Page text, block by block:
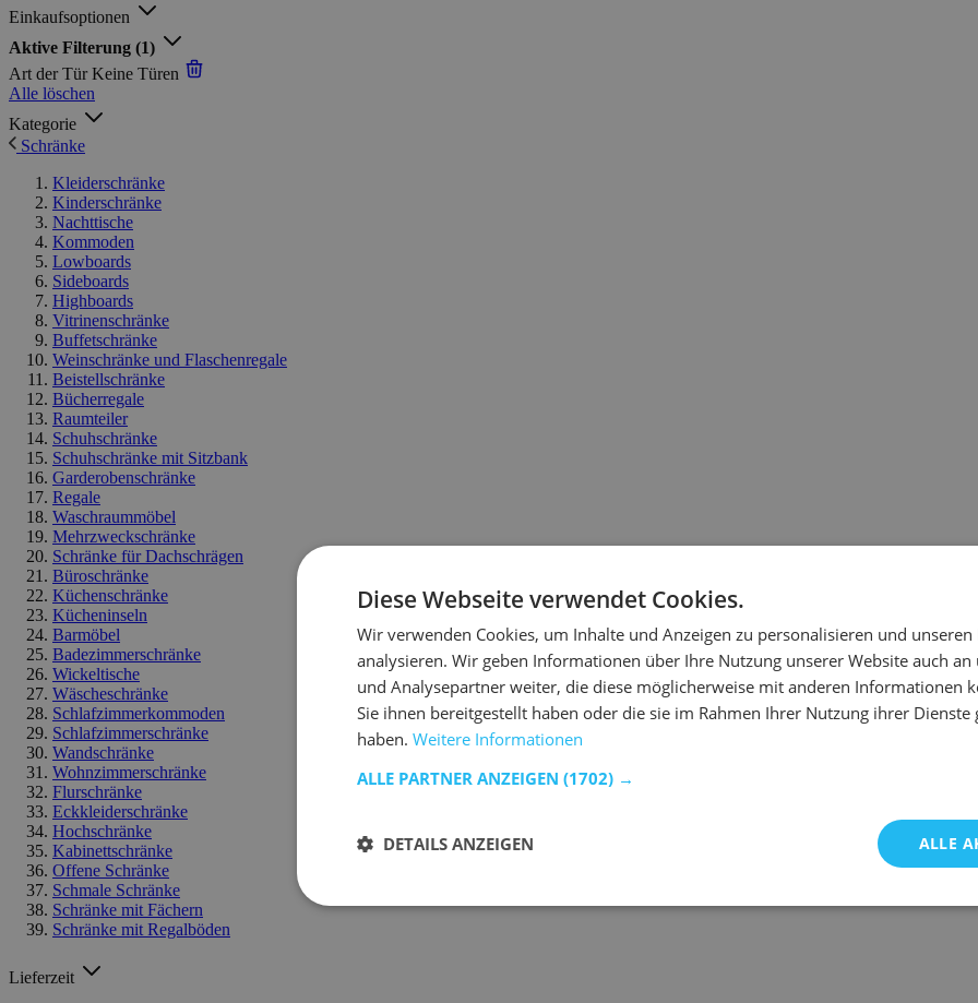
Einkaufsoptionen
Aktive Filterung (1)
Art der Tür Keine Türen
Alle löschen
Kategorie
Schränke
Kleiderschränke
Kinderschränke
Nachttische
Kommoden
Lowboards
Sideboards
Highboards
Vitrinenschränke
Buffetschränke
Weinschränke und Flaschenregale
Beistellschränke
Bücherregale
Raumteiler
Schuhschränke
Schuhschränke mit Sitzbank
Garderobenschränke
Regale
Waschraummöbel
Mehrzweckschränke
Schränke für Dachschrägen
Büroschränke
Küchenschränke
Kücheninseln
Barmöbel
Badezimmerschränke
Wickeltische
Wäscheschränke
Schlafzimmerkommoden
Schlafzimmerschränke
Wandschränke
Wohnzimmerschränke
Flurschränke
Eckkleiderschränke
Hochschränke
Kabinettschränke
Offene Schränke
Schmale Schränke
Schränke mit Fächern
Schränke mit Regalböden
Lieferzeit
Diese Webseite verwendet Cookies.
Wir verwenden Cookies, um Inhalte und Anzeigen zu personalisieren und
analysieren. Wir geben Informationen über Ihre Nutzung unserer Website auch an
und Analysepartner weiter, die diese möglicherweise mit anderen Informationen
Sie ihnen bereitgestellt haben oder die sie im Rahmen Ihrer Nutzung ihrer Dienste
haben. Weitere Informationen
ALLE PARTNER ANZEIGEN (1702) →
ALLE
DETAILS ANZEIGEN